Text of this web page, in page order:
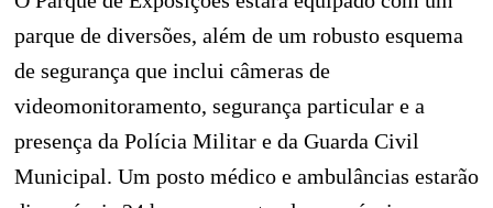
parque de diversões, além de um robusto esquema
de segurança que inclui câmeras de
videomonitoramento, segurança particular e a
presença da Polícia Militar e da Guarda Civil
Municipal. Um posto médico e ambulâncias estarão